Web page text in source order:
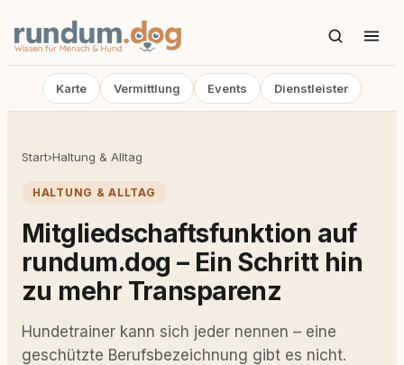
Karte Vermittlung Events Dienstleister
Start›Haltung & Alltag
HALTUNG & ALLTAG
Mitgliedschaftsfunktion auf
rundum.dog – Ein Schritt hin
zu mehr Transparenz
Hundetrainer kann sich jeder nennen – eine
geschützte Berufsbezeichnung gibt es nicht.